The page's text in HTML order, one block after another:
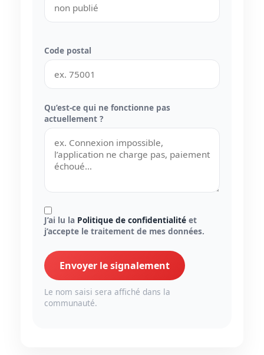
Code postal
Qu’est-ce qui ne fonctionne pas
actuellement ?
J’ai lu la Politique de confidentialité et
j’accepte le traitement de mes données.
Envoyer le signalement
Le nom saisi sera affiché dans la
communauté.